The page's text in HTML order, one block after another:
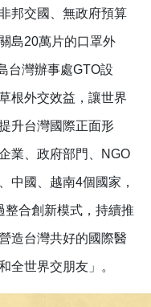
邦交國、無政府預算
島20萬片的口罩外
台灣辦事處GTO設
根外交效益，讓世界
升台灣國際正面形
業、政府部門、NGO
中國、越南4個國家，
合創新模式，持續推
造台灣共好的國際醫
全世界交朋友」。